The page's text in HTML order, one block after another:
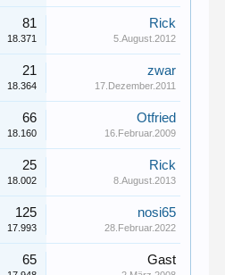
81
18.371
Rick
5.August.2012
21
18.364
zwar
17.Dezember.2011
66
18.160
Otfried
16.Februar.2009
25
18.002
Rick
8.August.2013
125
17.993
nosi65
28.Februar.2022
65 Gast